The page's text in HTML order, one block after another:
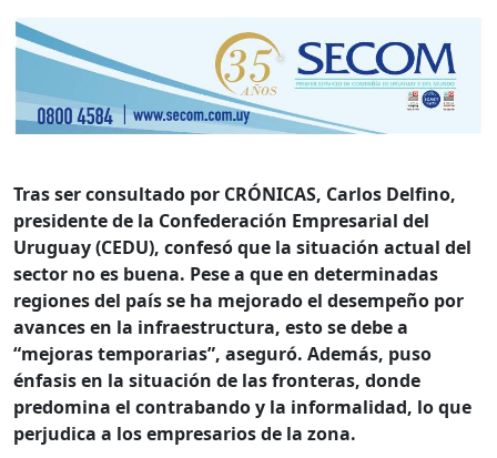
Tras ser consultado por CRÓNICAS, Carlos Delfino,
presidente de la Confederación Empresarial del
Uruguay (CEDU), confesó que la situación actual del
sector no es buena. Pese a que en determinadas
regiones del país se ha mejorado el desempeño por
avances en la infraestructura, esto se debe a
“mejoras temporarias”, aseguró. Además, puso
énfasis en la situación de las fronteras, donde
predomina el contrabando y la informalidad, lo que
perjudica a los empresarios de la zona.